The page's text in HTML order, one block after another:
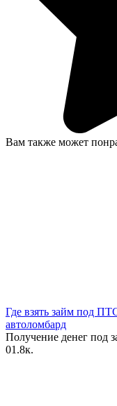
Вам также может
Где взять займ под
автоломбард
Получение денег под
01.8к.